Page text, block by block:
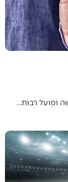
ופועל רבות…